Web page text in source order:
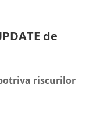
de
riscurilor